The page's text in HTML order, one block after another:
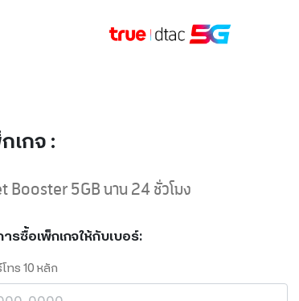
เกจ :
Booster 5GB นาน 24 ชั่วโมง
รซื้อเพ็กเกจให้กับเบอร์:
ทร 10 หลัก